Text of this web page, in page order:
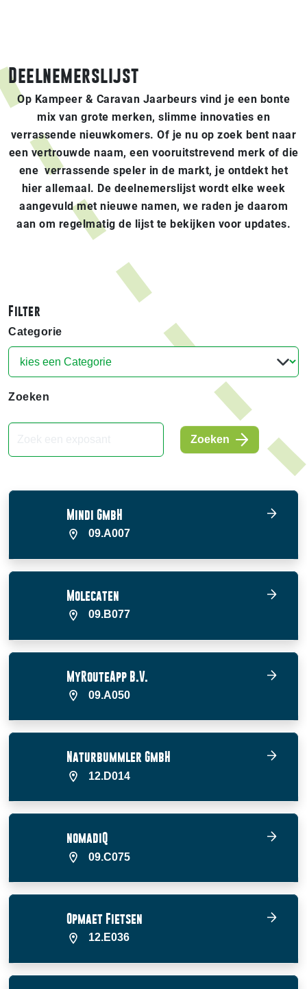
Deelnemerslijst
Op Kampeer & Caravan Jaarbeurs vind je een bonte
mix van grote merken, slimme innovaties en
verrassende nieuwkomers. Of je nu op zoek bent naar
een vertrouwde naam, een vooruitstrevend merk of die
ene verrassende speler in de markt, je ontdekt het
hier allemaal. De deelnemerslijst wordt elke week
aangevuld met nieuwe namen, we raden je daarom
aan om regelmatig de lijst te bekijken voor updates.
Filter
Categorie
Zoeken
Zoeken
Mindi GmbH
09.A007
Molecaten
09.B077
MyRouteApp B.V.
09.A050
Naturbummler GmbH
12.D014
nomadiQ
09.C075
Opmaet Fietsen
12.E036